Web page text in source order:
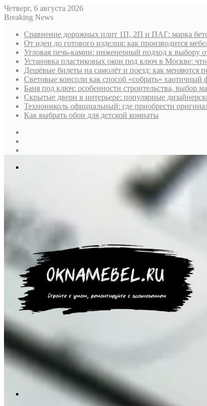
Четверг, 6 августа 2026
Breaking News
Сравнение дорожных плит 1П, 2П и ПАГ: марка
От идеи до готового изделия: как производится
Угловая печь-камин: инженерный подход к выбору
Установка пластиковых окон под ключ в Москве:
Дешёвые билеты на самолёт и поезд: как меняются
Световые консоли как способ «собрать» хаотичный
Баня под ключ: особенности строительства, выбор
Скрытые двери в интерьере: популярные
Технониколь официальный: где приобрести
Как выбрать обои для детской комнаты